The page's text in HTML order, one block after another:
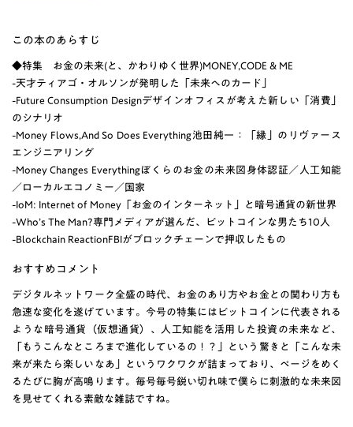
この本のあらすじ
◆特集 お金の未来(と、かわりゆく世界)MONEY,CODE & ME
-天才ティアゴ・オルソンが発明した「未来へのカード」
-Future Consumption Designデザインオフィスが考えた新しい「消費」
のシナリオ
-Money Flows,And So Does Everything池田純一：「縁」のリヴァース
エンジニアリング
-Money Changes Everythingぼくらのお金の未来図身体認証／人工知能
／ローカルエコノミー／国家
-IoM: Internet of Money「お金のインターネット」と暗号通貨の新世界
-Who’s The Man?専門メディアが選んだ、ビットコインな男たち10人
-Blockchain ReactionFBIがブロックチェーンで押収したもの
おすすめコメント
デジタルネットワーク全盛の時代、お金のあり方やお金との関わり方も
急速な変化を遂げています。今号の特集にはビットコインに代表される
ような暗号通貨（仮想通貨）、人工知能を活用した投資の未来など、
「もうこんなところまで進化しているの！？」という驚きと「こんな未
来が来たら楽しいなあ」というワクワクが詰まっており、ページをめく
るたびに胸が高鳴ります。毎号毎号鋭い切れ味で僕らに刺激的な未来図
を見せてくれる素敵な雑誌ですね。